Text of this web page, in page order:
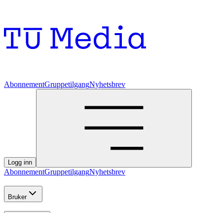
AbonnementGruppetilgangNyhetsbrev
Logg inn
AbonnementGruppetilgangNyhetsbrev
Bruker